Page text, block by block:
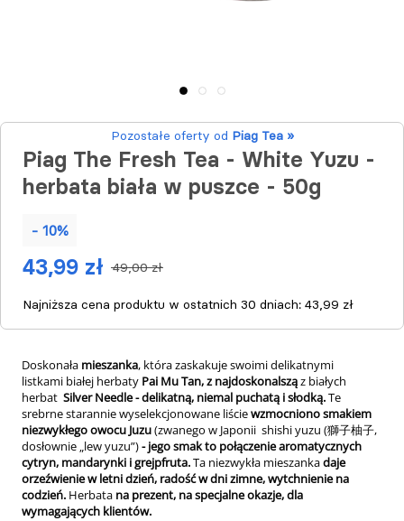
Doskonała mieszanka, która zaskakuje swoimi delikatnymi
listkami białej herbaty Pai Mu Tan, z najdoskonalsząz białych
herbat Silver Needle - delikatną, niemal puchatą i słodką.Te
srebrne starannie wyselekcjonowane liściewzmocniono smakiem
niezwykłego owocu Juzu(zwanego w Japonii shishi yuzu (獅子柚子,
dosłownie „lew yuzu”)-jego smak to połączenie aromatycznych
cytryn, mandarynki i grejpfruta.Ta niezwykła mieszankadaje
orzeźwienie w letni dzień, radość w dni zimne, wytchnienie na
codzień. Herbata na prezent, na specjalne okazje, dla
wymagających klientów.
Pozostałe oferty od Piag Tea »
Piag The Fresh Tea - White Yuzu -
herbata biała w puszce - 50g
- 10%
49,00 zł
43,99 zł
Najniższa cena produktu w ostatnich 30 dniach: 43,99 zł